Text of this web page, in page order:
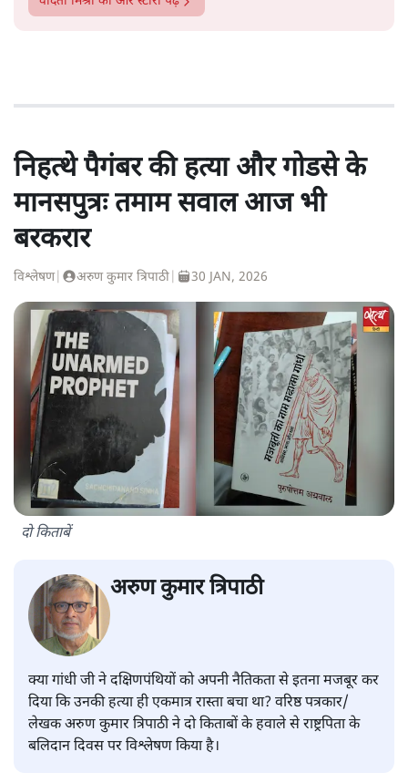
निहत्थे पैगंबर की हत्या और गोडसे के
मानसपुत्रः तमाम सवाल आज भी
बरकरार
विश्लेषण| अरुण कुमार त्रिपाठी 30 JAN, 2026
दो किताबें
अरुण कुमार त्रिपाठी
क्या गांधी जी ने दक्षिणपंथियों को अपनी नैतिकता से इतना मजबूर कर
दिया कि उनकी हत्या ही एकमात्र रास्ता बचा था? वरिष्ठ पत्रकार/
लेखक अरुण कुमार त्रिपाठी ने दो किताबों के हवाले से राष्ट्रपिता के
बलिदान दिवस पर विश्लेषण किया है।